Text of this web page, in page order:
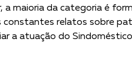
maioria da categoria é
constantes relatos sobre
a atuação do